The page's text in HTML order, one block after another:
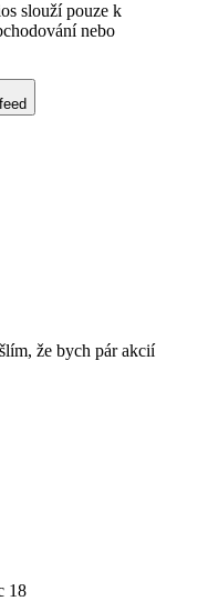
slouží pouze k
nebo
že bych pár akcií
18